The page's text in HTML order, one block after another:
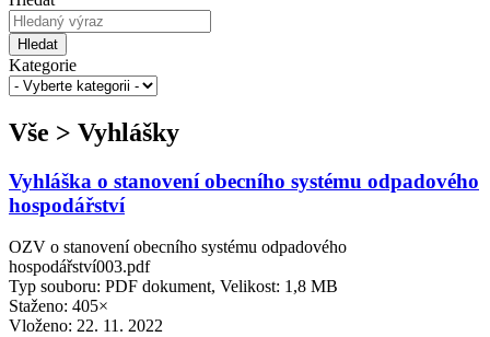
Hledat
Kategorie
Vše > Vyhlášky
Vyhláška o stanovení obecního systému odpadového
hospodářství
OZV o stanovení obecního systému odpadového
hospodářství003.pdf
Typ souboru: PDF dokument, Velikost: 1,8 MB
Staženo: 405×
Vloženo: 22. 11. 2022